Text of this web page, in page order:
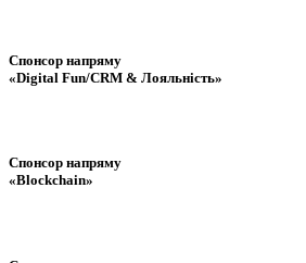
Спонсор напряму
«Digital Fun/CRM & Лояльність»
Спонсор напряму
«Blockchain»